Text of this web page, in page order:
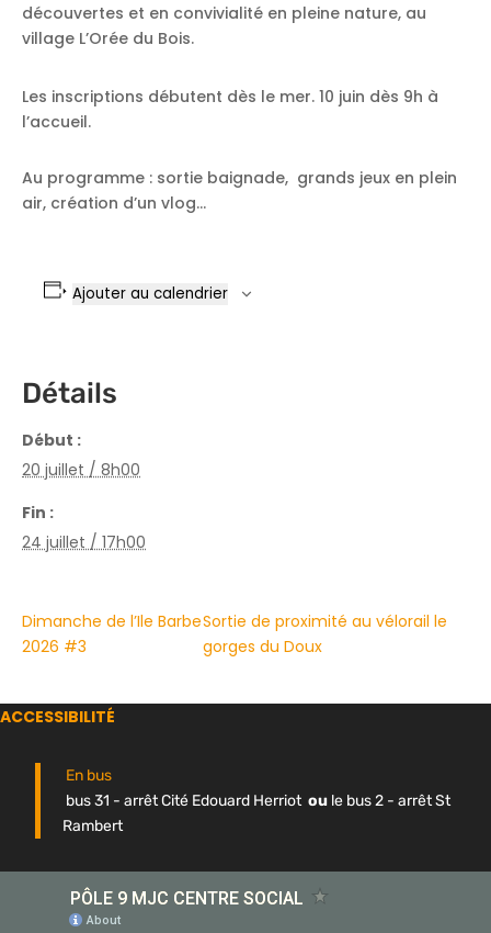
découvertes et en convivialité en pleine nature, au
village L’Orée du Bois.
Les inscriptions débutent dès le mer. 10 juin dès 9h à
l’accueil.
Au programme : sortie baignade, grands jeux en plein
air, création d’un vlog…
Ajouter au calendrier
Détails
Début :
20 juillet / 8h00
Fin :
24 juillet / 17h00
Dimanche de l’Ile Barbe
2026 #3
Sortie de proximité au vélorail le
gorges du Doux
ACCESSIBILITÉ
En bus
bus 31 - arrêt Cité Edouard Herriot ou le bus 2 - arrêt St
Rambert